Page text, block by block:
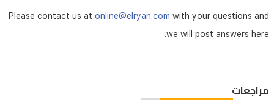
Please contact us at online@elryan.com with your questions and
we will post answers here.
مراجعات